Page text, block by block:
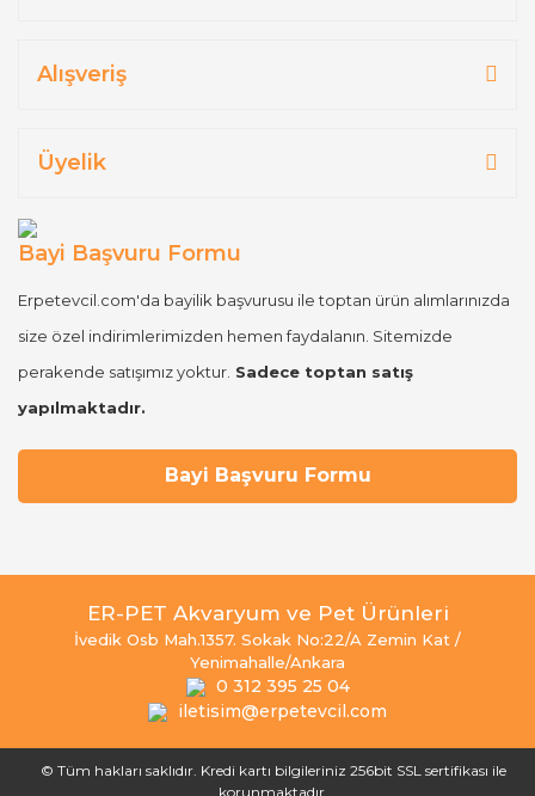
Alışveriş
Üyelik
Bayi Başvuru Formu
Erpetevcil.com'da bayilik başvurusu ile toptan ürün alımlarınızda
size özel indirimlerimizden hemen faydalanın. Sitemizde
perakende satışımız yoktur. Sadece toptan satış
yapılmaktadır.
Bayi Başvuru Formu
ER-PET Akvaryum ve Pet Ürünleri
İvedik Osb Mah.1357. Sokak No:22/A Zemin Kat /
Yenimahalle/Ankara
0 312 395 25 04
iletisim@erpetevcil.com
© Tüm hakları saklıdır. Kredi kartı bilgileriniz 256bit SSL sertifikası ile
korunmaktadır.